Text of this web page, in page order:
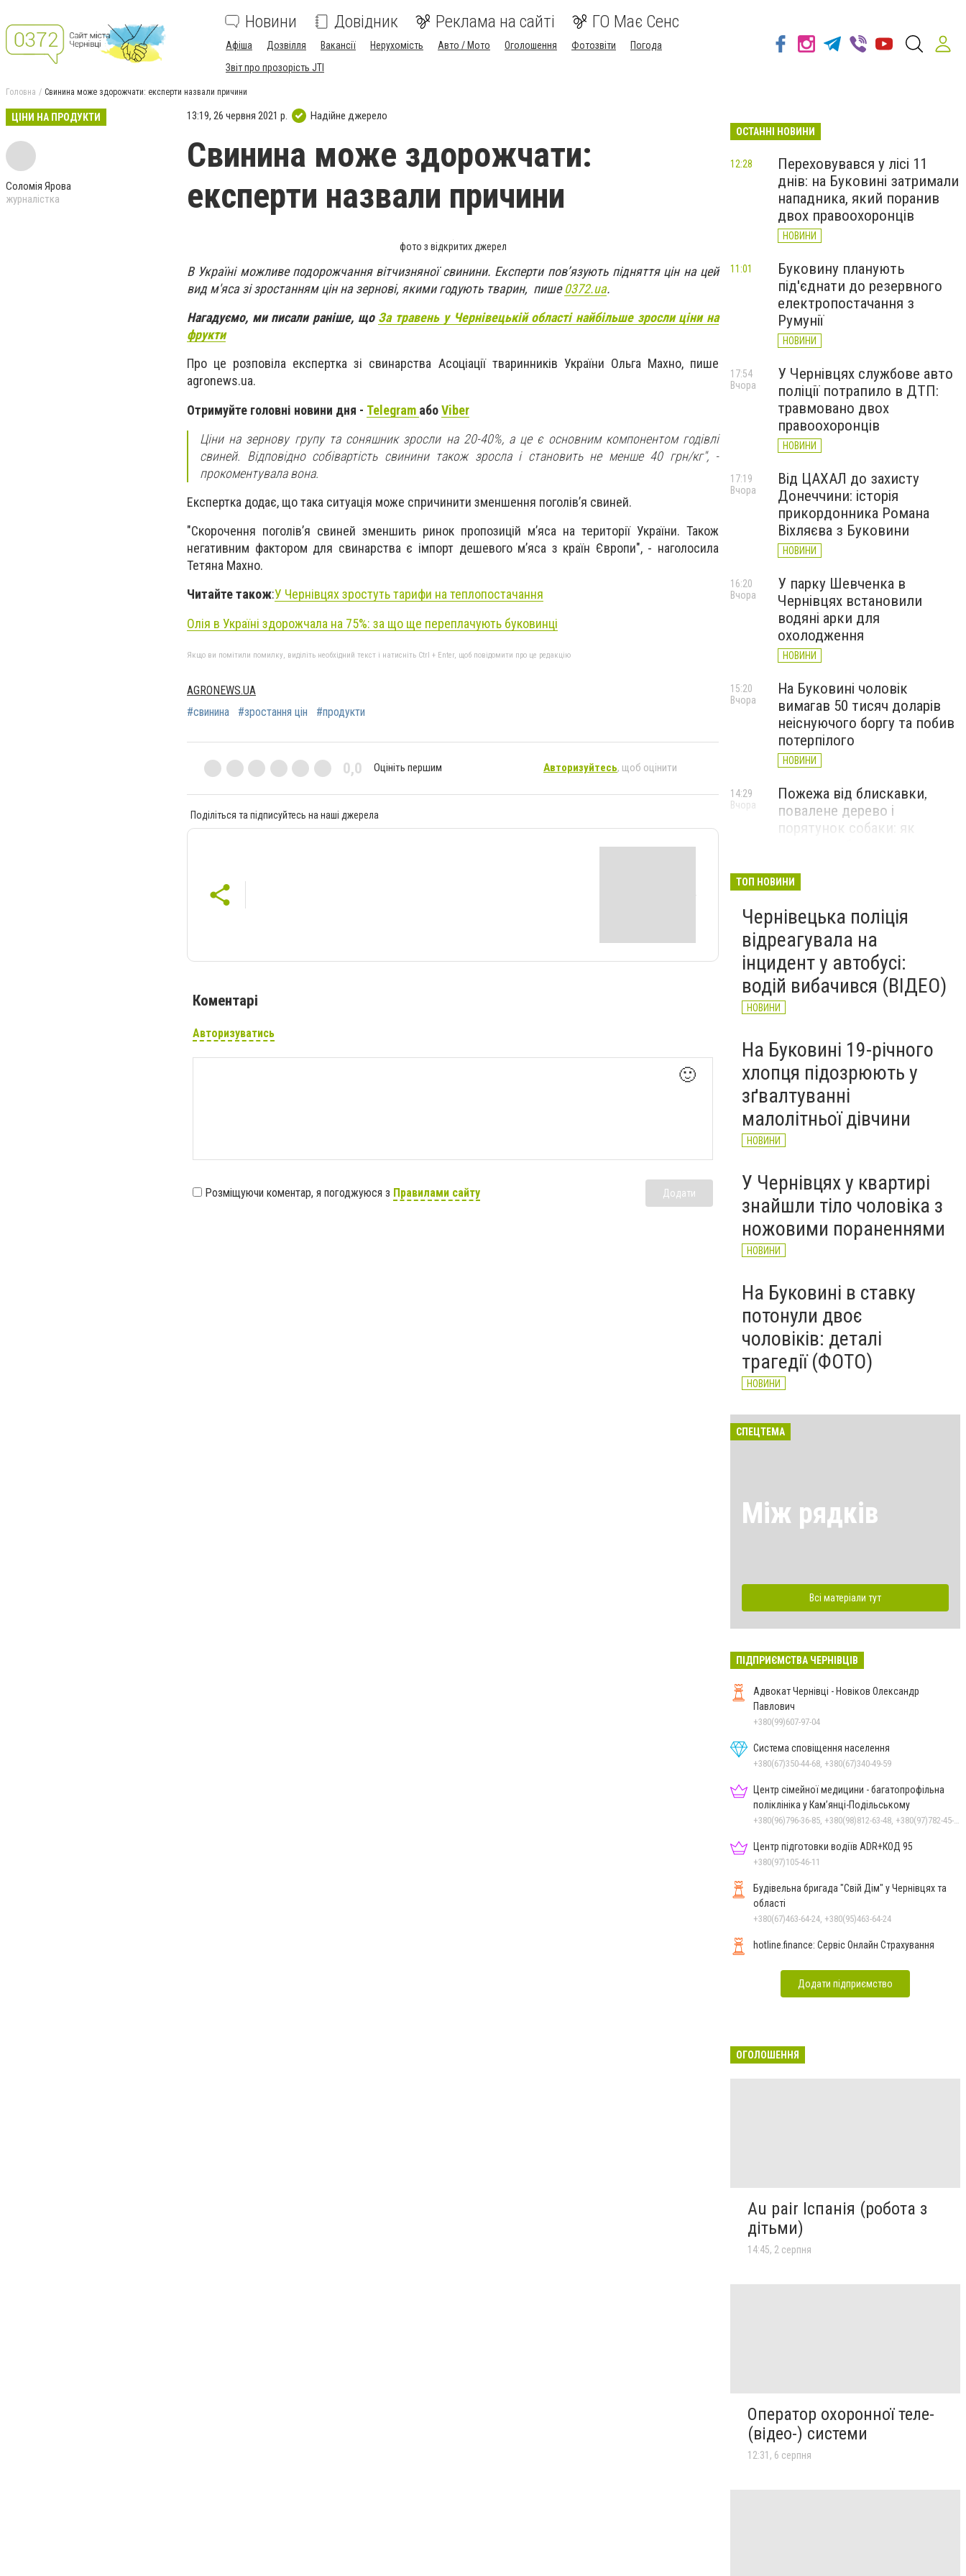
Новини Довідник Реклама на сайті ГО Має Сенс
Афіша Дозвілля Вакансії Нерухомість Авто / Мото Оголошення Фотозвіти
Погода
Звіт про прозорість JTI
Головна Свинина може здорожчати: експерти назвали причини
ЦІНИ НА ПРОДУКТИ
Соломія Ярова
журналістка
13:19, 26 червня 2021 р. Надійне джерело
Свинина може здорожчати:
експерти назвали причини
фото з відкритих джерел
В Україні можливе подорожчання вітчизняної свинини. Експерти пов’язують підняття цін на цей
вид м'яса зі зростанням цін на зернові, якими годують тварин, пише0372.ua.
Нагадуємо, ми писали раніше, що За травень у Чернівецькій області найбільше зросли ціни на
фрукти
Про це розповіла експертка зі свинарства Асоціації тваринників України Ольга Махно, пише
agronews.ua.
Отримуйте головні новини дня - Telegram абоViber
Ціни на зернову групу та соняшник зросли на 20-40%, а це є основним компонентом годівлі
свиней. Відповідно собівартість свинини також зросла і становить не менше 40 грн/кг", -
прокоментувала вона.
Експертка додає, що така ситуація може спричинити зменшення поголів’я свиней.
"Скорочення поголів’я свиней зменшить ринок пропозицій м’яса на території України. Також
негативним фактором для свинарства є імпорт дешевого м’яса з країн Європи", - наголосила
Тетяна Махно.
Читайте також:У Чернівцях зростуть тарифи на теплопостачання
Олія в Україні здорожчала на 75%: за що ще переплачують буковинці
Якщо ви помітили помилку, виділіть необхідний текст і натисніть Ctrl + Enter, щоб повідомити про це редакцію
AGRONEWS.UA
#свинина
#зростання цін #продукти
0,0 Оцініть першим Авторизуйтесь, щоб оцінити
Поділіться та підписуйтесь на наші джерела
Коментарі
Авторизуватись
🙂
Розміщуючи коментар, я погоджуюся з Правилами сайту Додати
ОСТАННІ НОВИНИ
Переховувався у лісі 11
днів: на Буковині затримали
нападника, який поранив
двох правоохоронців
НОВИНИ
12:28
Буковину планують
під'єднати до резервного
електропостачання з
Румунії
НОВИНИ
11:01
У Чернівцях службове авто
поліції потрапило в ДТП:
травмовано двох
правоохоронців
НОВИНИ
17:54
Вчора
Від ЦАХАЛ до захисту
Донеччини: історія
прикордонника Романа
Віхляєва з Буковини
НОВИНИ
17:19
Вчора
У парку Шевченка в
Чернівцях встановили
водяні арки для
охолодження
НОВИНИ
16:20
Вчора
На Буковині чоловік
вимагав 50 тисяч доларів
неіснуючого боргу та побив
потерпілого
НОВИНИ
15:20
Вчора
Пожежа від блискавки,
повалене дерево і
порятунок собаки: як
НОВИНИ
14:29
Вчора
Захисник із Буковини
Денис Прокопів отримав
«Золотий хрест»
Головнокомандувача ЗСУ
НОВИНИ
13:24
Вчора
ТОП НОВИНИ
Чернівецька поліція
відреагувала на
інцидент у автобусі:
водій вибачився (ВІДЕО)
НОВИНИ
На Буковині 19-річного
хлопця підозрюють у
зґвалтуванні
малолітньої дівчини
НОВИНИ
У Чернівцях у квартирі
знайшли тіло чоловіка з
ножовими пораненнями
НОВИНИ
На Буковині в ставку
потонули двоє
чоловіків: деталі
трагедії (ФОТО)
НОВИНИ
СПЕЦТЕМА
Між рядків
Всі матеріали тут
ПІДПРИЄМСТВА ЧЕРНІВЦІВ
Адвокат Чернівці - Новіков Олександр
Павлович
+380(99)607-97-04
Система сповіщення населення
+380(67)350-44-68, +380(67)340-49-59
Центр сімейної медицини - багатопрофільна
поліклініка у Кам’янці-Подільському
Центр підготовки водіїв ADR+КОД 95
+380(97)105-46-11
Будівельна бригада "Свій Дім" у Чернівцях та
області
+380(67)463-64-24, +380(95)463-64-24
hotline.finance: Сервіс Онлайн Страхування
Додати підприємство
ОГОЛОШЕННЯ
Au pair Іспанія (робота з
дітьми)
14:45, 2 серпня
Оператор охоронної теле-
(відео-) системи
12:31, 6 серпня